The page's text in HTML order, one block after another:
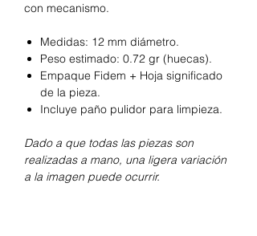
con mecanismo.
Medidas: 12 mm diámetro.
Peso estimado: 0.72 gr (huecas).
Empaque Fidem + Hoja significado
de la pieza.
Incluye paño pulidor para limpieza.
Dado a que todas las piezas son
realizadas a mano, una ligera variación
a la imagen puede ocurrir.